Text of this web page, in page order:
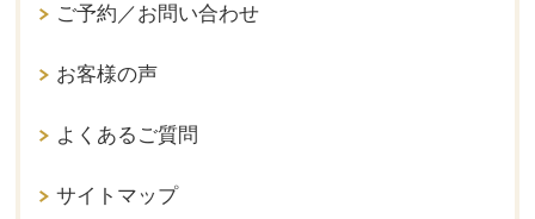
ご予約／お問い合わせ
お客様の声
よくあるご質問
サイトマップ